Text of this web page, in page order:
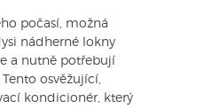
počasí, možná
nádherné lokny
a nutně potřebují
osvěžující,
kondicionér, který